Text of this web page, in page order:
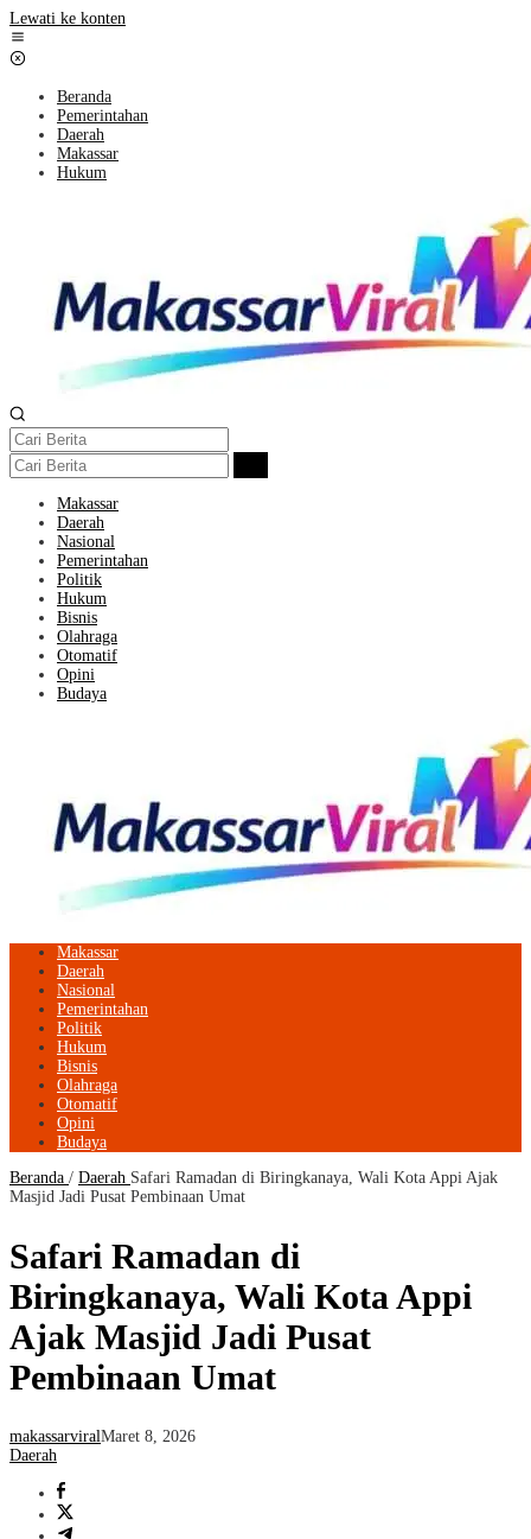
Lewati ke konten
Beranda
Pemerintahan
Daerah
Makassar
Hukum
Makassar
Daerah
Nasional
Pemerintahan
Politik
Hukum
Bisnis
Olahraga
Otomatif
Opini
Budaya
Makassar
Daerah
Nasional
Pemerintahan
Politik
Hukum
Bisnis
Olahraga
Otomatif
Opini
Budaya
Beranda / Daerah Safari Ramadan di Biringkanaya, Wali Kota Appi Ajak
Masjid Jadi Pusat Pembinaan Umat
Safari Ramadan di
Biringkanaya, Wali Kota Appi
Ajak Masjid Jadi Pusat
Pembinaan Umat
makassarviralMaret 8, 2026
Daerah